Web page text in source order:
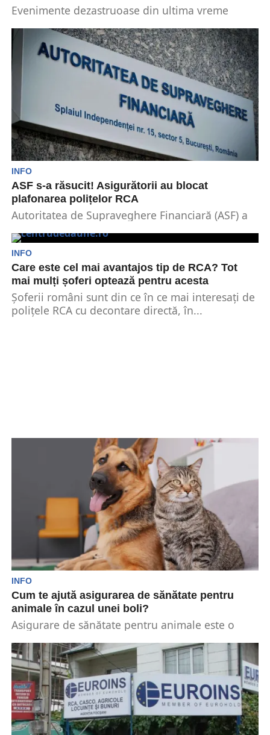
Evenimente dezastruoase din ultima vreme
incendiile din Grecia, au...
INFO
ASF s-a răsucit! Asigurătorii au blocat
plafonarea polițelor RCA
Autoritatea de Supraveghere Financiară (ASF) a
retragerea de pe...
INFO
Care este cel mai avantajos tip de RCA? Tot
mai mulți șoferi optează pentru acesta
Șoferii români sunt din ce în ce mai interesați de
polițele RCA cu decontare directă, în...
INFO
Cum te ajută asigurarea de sănătate pentru
animale în cazul unei boli?
Asigurare de sănătate pentru animale este o
costuri...